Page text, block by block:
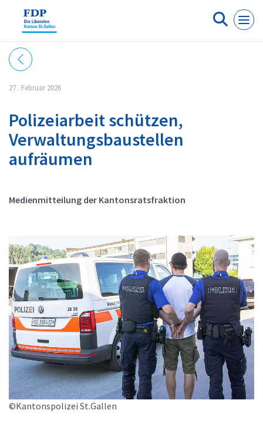
27 . Februar 2026
Polizeiarbeit schützen,
Verwaltungsbaustellen
aufräumen
Medienmitteilung der Kantonsratsfraktion
©Kantonspolizei St.Gallen
Cookie-Einstellungen